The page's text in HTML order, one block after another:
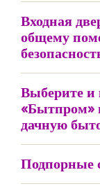
Входная
общему
Выберите и
«Бытпром»
дачную
Подпорные